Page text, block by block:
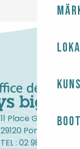
11 Place Gambetta
29120 Pont-l'Abbé
TEL : 02 98 82 37 99